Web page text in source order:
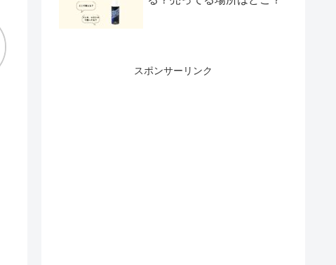
スポンサーリンク